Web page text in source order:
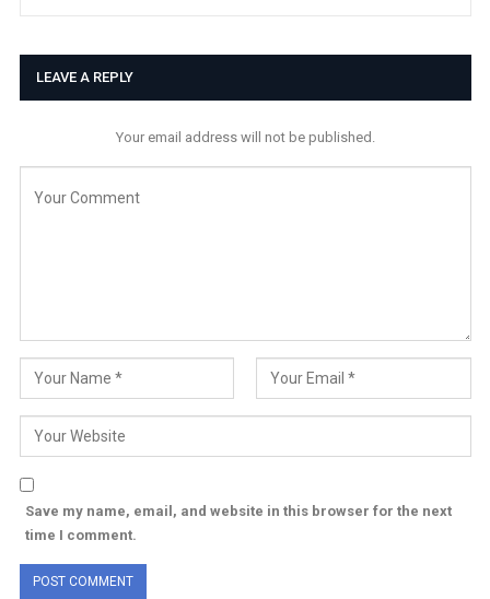
LEAVE A REPLY
Your email address will not be published.
Save my name, email, and website in this browser for the next
time I comment.